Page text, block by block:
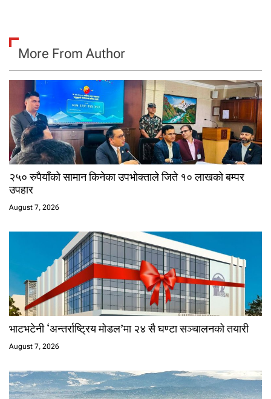
More From Author
२५० रुपैयाँको सामान किनेका उपभोक्ताले जिते १० लाखको बम्पर
उपहार
August 7, 2026
भाटभटेनी ‘अन्तर्राष्ट्रिय मोडल’मा २४ सै घण्टा सञ्चालनको तयारी
August 7, 2026